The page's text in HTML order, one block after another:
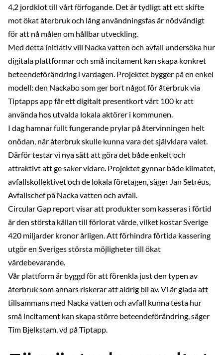
4,2 jordklot till vårt förfogande. Det är tydligt att ett skifte
mot ökat återbruk och lång användningsfas är nödvändigt
för att nå målen om hållbar utveckling.
Med detta initiativ vill Nacka vatten och avfall undersöka hur
digitala plattformar och små incitament kan skapa konkret
beteendeförändring i vardagen. Projektet bygger på en enkel
modell: den Nackabo som ger bort något för återbruk via
Tiptapps app får ett digitalt presentkort värt 100 kr att
använda hos utvalda lokala aktörer i kommunen.
I dag hamnar fullt fungerande prylar på återvinningen helt
onödan, när återbruk skulle kunna vara det självklara valet.
Därför testar vi nya sätt att göra det både enkelt och
attraktivt att ge saker vidare. Projektet gynnar både klimatet,
avfallskollektivet och de lokala företagen, säger Jan Setréus,
Avfallschef på Nacka vatten och avfall.
Circular Gap report visar att produkter som kasseras i förtid
är den största källan till förlorat värde, vilket kostar Sverige
420 miljarder kronor årligen. Att förhindra förtida kassering
utgör en Sveriges största möjligheter till ökat
värdebevarande.
Vår plattform är byggd för att förenkla just den typen av
återbruk som annars riskerar att aldrig bli av. Vi är glada att
tillsammans med Nacka vatten och avfall kunna testa hur
små incitament kan skapa större beteendeförändring, säger
Tim Bjelkstam, vd på Tiptapp.